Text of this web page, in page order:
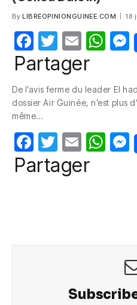
By LIBREOPINIONGUINEE.COM 18
F
a
e
b
o
o
k
T
w
itt
er
E
m
W
s
p
p
Partager
De l’avis ferme du leader El
dossier Air Guinée, n’est plus
même…
F
a
T
w
itt
E
m
W
Partager